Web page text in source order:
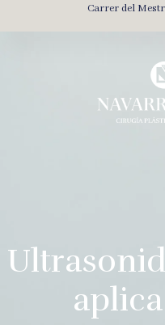
Carrer del